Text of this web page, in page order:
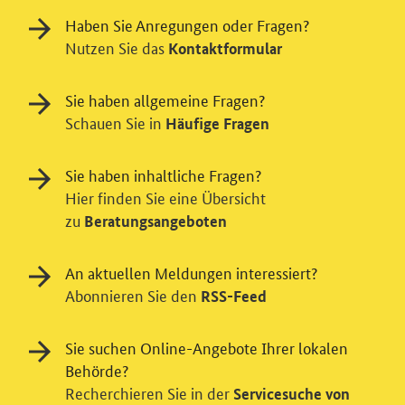
Einwilligung in Tracking und / oder
Wir bitten Sie an dieser Stelle um Ihre Einwilligung für
verschiedene Zusatzdienste unserer Webseite: Wir
datenschutzfreundlicher Statistiken verstehen, um
unsere Öffentlichkeitsarbeit zu verbessern. Zusätzlich
können Sie in die Nutzung eines Videodienstes
Haben Sie Anregungen oder Fragen?
Nutzen Sie das Kontaktformular
Sie haben allgemeine Fragen?
Schauen Sie in Häufige Fragen
Sie haben inhaltliche Fragen?
Hier finden Sie eine Übersicht
zu Beratungsangeboten
An aktuellen Meldungen interessiert?
Abonnieren Sie den RSS-Feed
Sie suchen Online-Angebote Ihrer lokalen
Behörde?
Recherchieren Sie in der Servicesuche von